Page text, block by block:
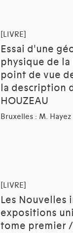
[LIVRE]
Essai d'une
physique de la
point de vue
la description
HOUZEAU
Bruxelles : M. Hayez
[LIVRE]
Les Nouvelles
expositions
tome premier /